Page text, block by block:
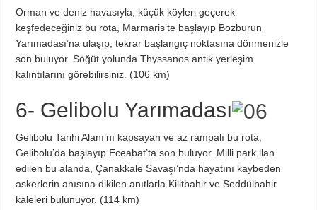
Orman ve deniz havasıyla, küçük köyleri geçerek
keşfedeceğiniz bu rota, Marmaris’te başlayıp Bozburun
Yarımadası’na ulaşıp, tekrar başlangıç noktasına dönmenizle
son buluyor. Söğüt yolunda Thyssanos antik yerleşim
kalıntılarını görebilirsiniz. (106 km)
6- Gelibolu Yarımadası
Gelibolu Tarihi Alanı’nı kapsayan ve az rampalı bu rota,
Gelibolu’da başlayıp Eceabat’ta son buluyor. Milli park ilan
edilen bu alanda, Çanakkale Savaşı’nda hayatını kaybeden
askerlerin anısına dikilen anıtlarla Kilitbahir ve Seddülbahir
kaleleri bulunuyor. (114 km)